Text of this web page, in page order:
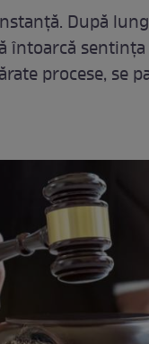
După
întoarcă
procese, se